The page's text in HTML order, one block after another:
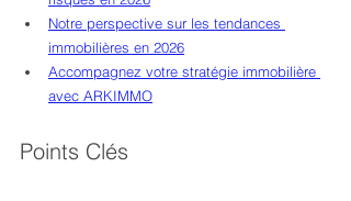
Notre perspective sur les tendances
immobilières en 2026
Accompagnez votre stratégie immobilière
avec ARKIMMO
Points Clés